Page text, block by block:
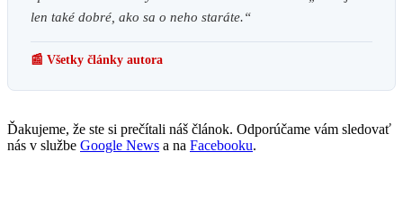
len také dobré, ako sa o neho staráte.“
📰 Všetky články autora
Ďakujeme, že ste si prečítali náš článok. Odporúčame vám sledovať
nás v službe Google News a na Facebooku.